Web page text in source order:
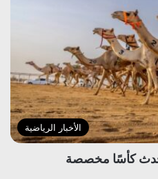
الأخبار الرياضية
كأسًا مخصصة